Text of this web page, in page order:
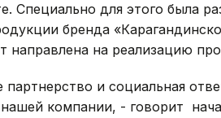
Специально для этого была
бренда
направлена на реализацию
партнерство и социальная
компании, - говорит